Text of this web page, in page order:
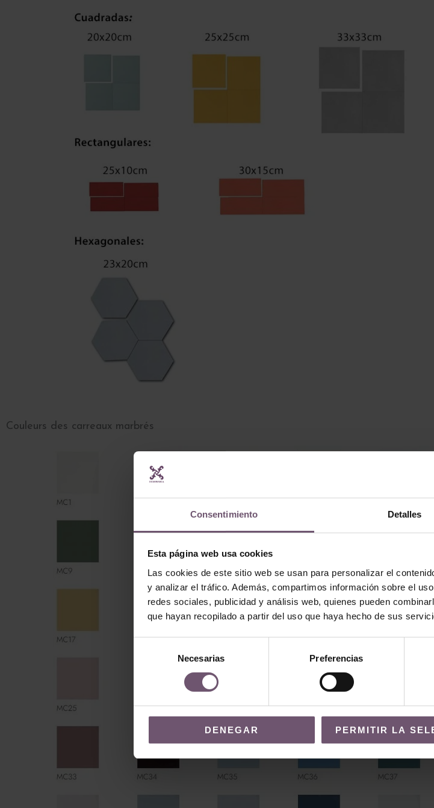
Consentimiento Detalles
Esta página web usa cookies
Las cookies de este sitio web se usan para personalizar el
y analizar el tráfico. Además, compartimos información sobre el
redes sociales, publicidad y análisis web, quienes pueden
que hayan recopilado a partir del uso que haya hecho de sus
consentimiento
Necesarias Preferencias
DENEGAR PERMITIR LA
Couleurs des carreaux marbrés